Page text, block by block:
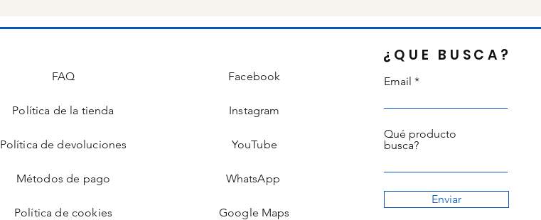
FAQ
Política de la tienda
Política de devoluciones
Métodos de pago
Política de cookies
Facebook
Instagram
YouTube
WhatsApp
Google Maps
¿QUE BUSCA?
Email
Qué producto
busca?
Enviar